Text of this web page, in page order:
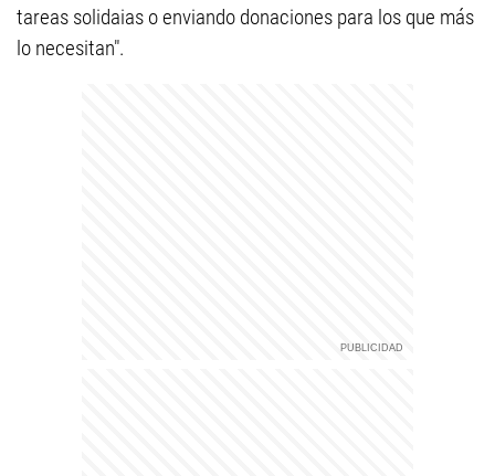
tareas solidaias o enviando donaciones para los que más
lo necesitan".